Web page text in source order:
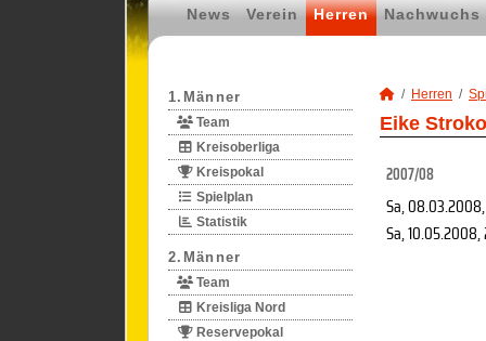
News Verein Herren Nachwuchs
1.Männer
Team
Kreisoberliga
Kreispokal
Spielplan
Statistik
2.Männer
Team
Kreisliga Nord
Reservepokal
Herren
Eike
2007/08
Sa, 08.03.2008
Sa, 10.05.2008,